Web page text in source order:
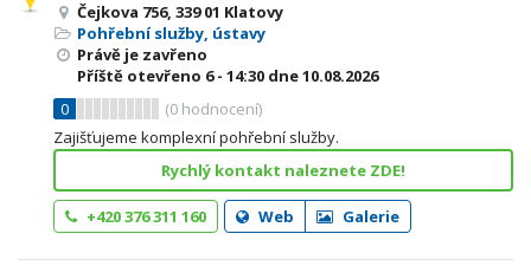
Čejkova 756, 339 01 Klatovy
Pohřební služby, ústavy
Právě je zavřeno
Příště otevřeno 6 - 14:30 dne 10.08.2026
0
(0 hodnocení)
Zajišťujeme komplexní pohřební služby.
Rychlý kontakt naleznete ZDE!
+420 376 311 160 Web Galerie